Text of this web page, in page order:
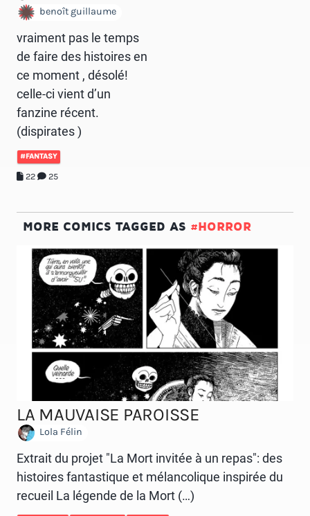
benoît guillaume
vraiment pas le temps
de faire des histoires en
ce moment , désolé!
celle-ci vient d’un
fanzine récent.
(dispirates )
#FANTASY
22 25
MORE COMICS TAGGED AS #HORROR
LA MAUVAISE PAROISSE
Lola Félin
Extrait du projet "La Mort invitée à un repas": des
histoires fantastique et mélancolique inspirée du
recueil La légende de la Mort (…)